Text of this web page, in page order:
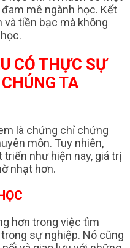
mê ngành học. Kết
và tiền bạc mà không
CÓ THỰC SỰ
TA
là chứng chỉ chứng
môn. Tuy nhiên,
như hiện nay, giá trị
nhạt hơn.
hơn trong việc tìm
sự nghiệp. Nó cũng